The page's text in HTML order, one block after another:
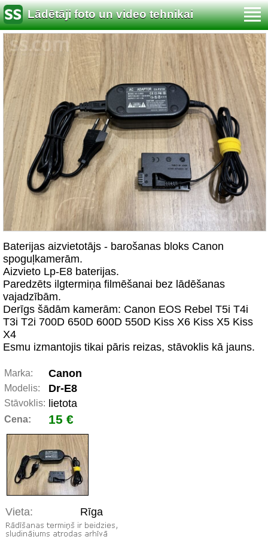
Lādētāji foto un video tehnikai
Baterijas aizvietotājs - barošanas bloks Canon
spoguļkamerām.
Aizvieto Lp-E8 baterijas.
Paredzēts ilgtermiņa filmēšanai bez lādēšanas
vajadzībām.
Derīgs šādām kamerām: Canon EOS Rebel T5i T4i
T3i T2i 700D 650D 600D 550D Kiss X6 Kiss X5 Kiss
X4
Esmu izmantojis tikai pāris reizas, stāvoklis kā jauns.
Marka: Canon
Modelis: Dr-E8
Stāvoklis: lietota
Cena: 15 €
Vieta: Rīga